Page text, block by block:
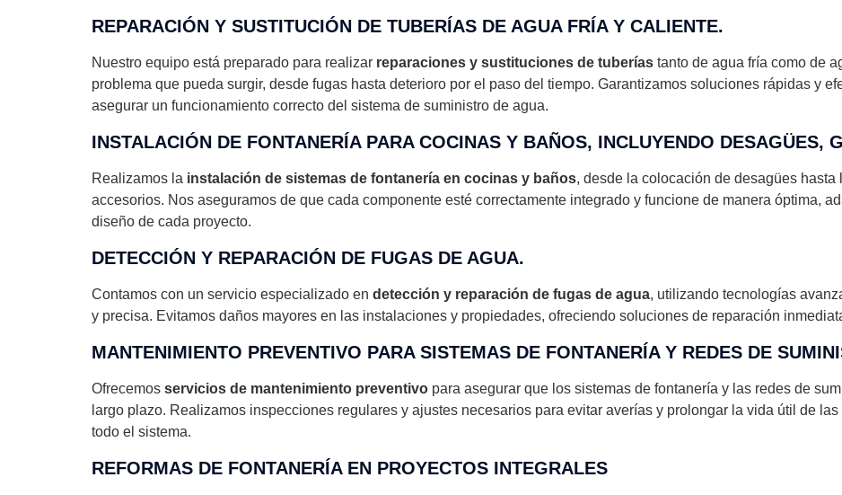
REPARACIÓN Y SUSTITUCIÓN DE TUBERÍAS DE AGUA FRÍA Y CALIENTE.
Nuestro equipo está preparado para realizar reparaciones y sustituciones de tuberías tanto de agua fría como de
problema que pueda surgir, desde fugas hasta deterioro por el paso del tiempo. Garantizamos soluciones rápidas y
asegurar un funcionamiento correcto del sistema de suministro de agua.
INSTALACIÓN DE FONTANERÍA PARA COCINAS Y BAÑOS, INCLUYENDO DESAGÜES,
Realizamos la instalación de sistemas de fontanería en cocinas y baños, desde la colocación de desagües
accesorios. Nos aseguramos de que cada componente esté correctamente integrado y funcione de manera óptima,
diseño de cada proyecto.
DETECCIÓN Y REPARACIÓN DE FUGAS DE AGUA.
Contamos con un servicio especializado en detección y reparación de fugas de agua, utilizando tecnologías
y precisa. Evitamos daños mayores en las instalaciones y propiedades, ofreciendo soluciones de reparación
MANTENIMIENTO PREVENTIVO PARA SISTEMAS DE FONTANERÍA Y REDES DE
Ofrecemos servicios de mantenimiento preventivo para asegurar que los sistemas de fontanería y las redes de
largo plazo. Realizamos inspecciones regulares y ajustes necesarios para evitar averías y prolongar la vida útil de
todo el sistema.
REFORMAS DE FONTANERÍA EN PROYECTOS INTEGRALES